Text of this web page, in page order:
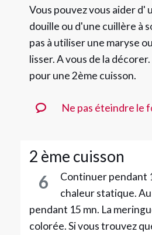
Vous pouvez vous aider d'
douille ou d'une cuillère à
pas à utiliser une maryse
lisser. A vous de la
pour une 2ème cuisson.
Ne pas éteindre le
2 ème cuisson
6
Continuer pendant
chaleur statique. Au
pendant 15 mn. La
colorée. Si vous trouvez